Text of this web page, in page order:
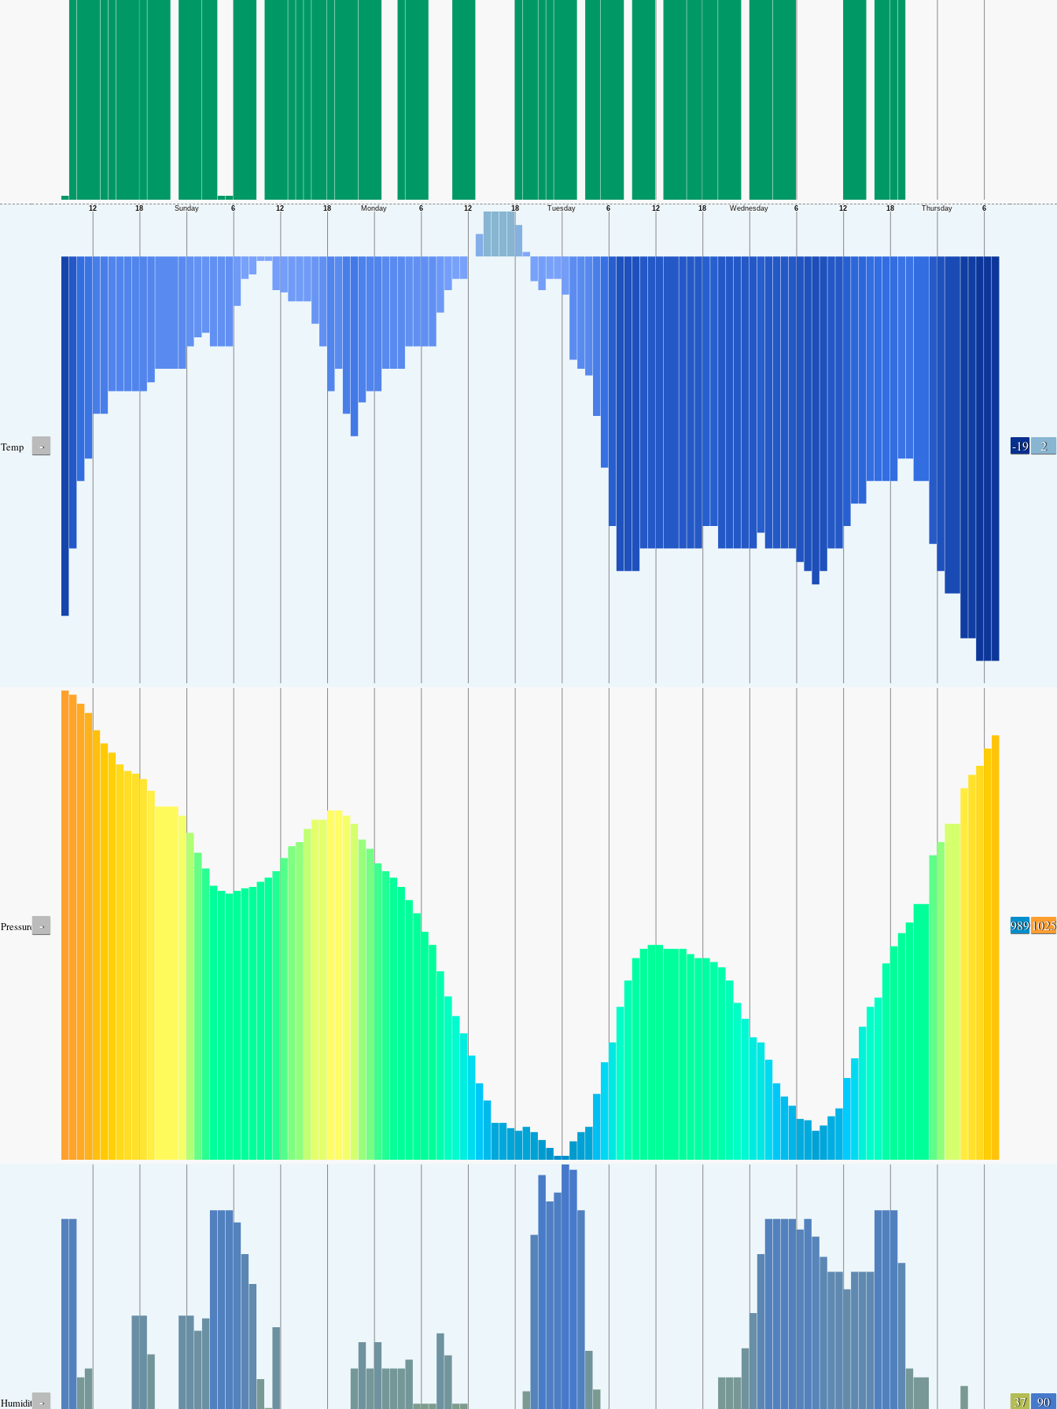
Temp - -19 2
Pressure - 9891025
Humidity - 37 90